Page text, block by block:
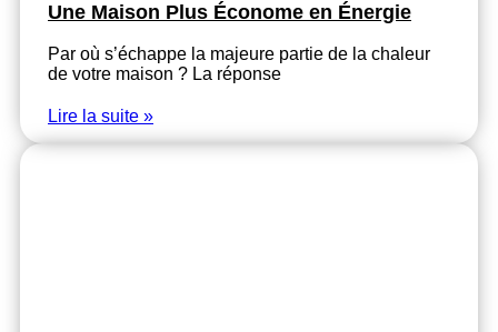
Une Maison Plus Économe en Énergie
Par où s’échappe la majeure partie de la chaleur
de votre maison ? La réponse
Lire la suite »